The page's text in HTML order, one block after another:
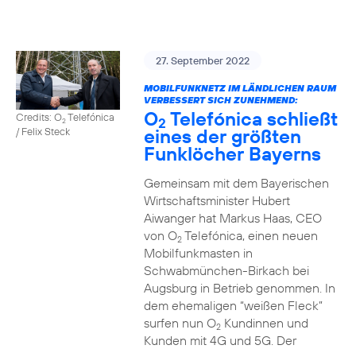
Credits: O2Telefónica
/ Felix Steck
27. September 2022
MOBILFUNKNETZ IM LÄNDLICHEN RAUM
VERBESSERT SICH ZUNEHMEND:
O2 Telefónica schließt
eines der größten
Funklöcher Bayerns
Gemeinsam mit dem Bayerischen
Wirtschaftsminister Hubert
Aiwanger hat Markus Haas, CEO
von O2Telefónica, einen neuen
Mobilfunkmasten in
Schwabmünchen-Birkach bei
Augsburg in Betrieb genommen. In
dem ehemaligen “weißen Fleck”
surfen nun O2Kundinnen und
Kunden mit 4G und 5G. Der